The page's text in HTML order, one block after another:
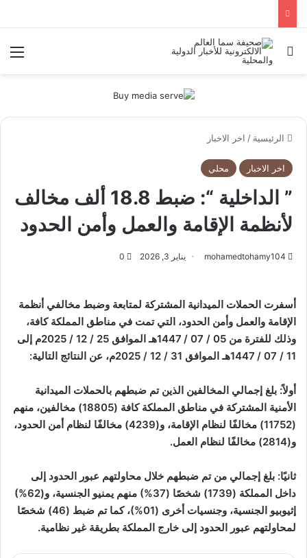
بحث عن
الرئيسية / اخر الاخبار
اخر الاخبار محلي
” الداخلية “: ضبط 18.8 ألف مخالف
لأنظمة الإقامة والعمل وأمن الحدود
mohamedtohamy104 يناير 3, 2026 0
أسفرت الحملات الميدانية المشتركة لمتابعة وضبط مخالفي أنظمة
الإقامة والعمل وأمن الحدود، التي تمت في مناطق المملكة كافة،
وذلك للفترة من 05 / 07 / 1447هـ الموافق 25 / 12 / 2025م إلى
11 / 07 / 1447هـ الموافق 31 / 12 / 2025م، عن النتائج التالية:
أولاً: بلغ إجمالي المخالفين الذين تم ضبطهم بالحملات الميدانية
الأمنية المشتركة في مناطق المملكة كافة (18805) مخالفين، منهم
(11752) مخالفًا لنظام الإقامة، و(4239) مخالفًا لنظام أمن الحدود،
و(2814) مخالفًا لنظام العمل.
ثانيًا: بلغ إجمالي من تم ضبطهم خلال محاولتهم عبور الحدود إلى
داخل المملكة (1739) شخصًا (37%) منهم يمنيو الجنسية، و(62%)
إثيوبيو الجنسية، وجنسيات أخرى (01%)، كما تم ضبط (46) شخصًا
لمحاولتهم عبور الحدود إلى خارج المملكة بطريقة غير نظامية.